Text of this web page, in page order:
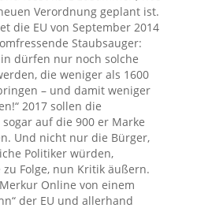
Verordnung geplant ist.
die EU von September 2014
Staubsauger:
dürfen nur noch solche
die weniger als 1600
– und damit weniger
2017 sollen die
auf die 900 er Marke
Und nicht nur die Bürger,
Politiker würden,
Folge, nun Kritik äußern.
Online von einem
der EU und allerhand